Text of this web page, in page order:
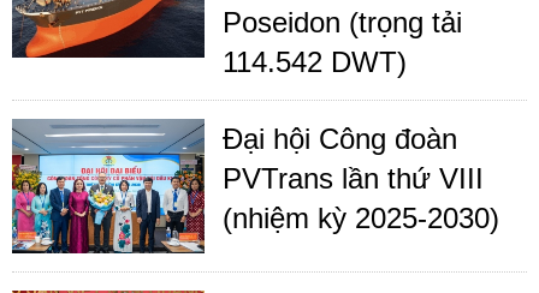
Poseidon (trọng tải
114.542 DWT)
Đại hội Công đoàn
PVTrans lần thứ VIII
(nhiệm kỳ 2025-2030)